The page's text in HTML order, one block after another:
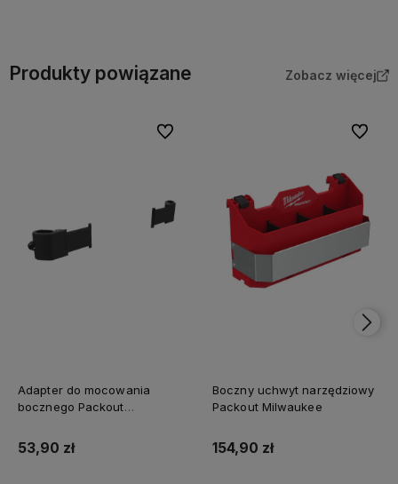
Produkty powiązane Zobacz więcej
Adapter do mocowania
bocznego Packout
53,90 zł
Do ulubionych
Boczny uchwyt narzędziowy
Packout Milwaukee
154,90 zł
Do